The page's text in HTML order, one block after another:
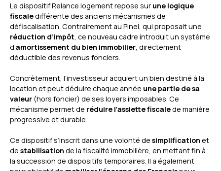
Le dispositif Relance logement repose sur une logique
fiscaledifférente des anciens mécanismes de
défiscalisation. Contrairement au Pinel, qui proposait une
réduction d’impôt, ce nouveau cadre introduit un système
d’amortissement du bien immobilier, directement
déductible des revenus fonciers.
Concrètement, l’investisseur acquiert un bien destiné à la
location et peut déduire chaque année une partie de sa
valeur (hors foncier) de ses loyers imposables. Ce
mécanisme permet de réduire l’assiette fiscalede manière
progressive et durable.
Ce dispositif s’inscrit dans une volonté de simplification et
de stabilisation de la fiscalité immobilière, en mettant fin à
la succession de dispositifs temporaires. Il a également